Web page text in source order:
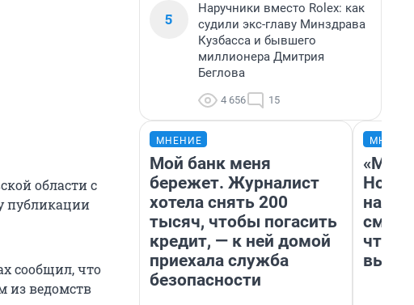
области с
публикации
сообщил, что
из ведомств
5
Наручники вместо Rolex: как
судили экс-главу Минздрава
Кузбасса и бывшего
миллионера Дмитрия
Беглова
4 656 15
МНЕНИЕ
Мой банк меня
бережет. Журналист
хотела снять 200
тысяч, чтобы погасить
кредит, — к ней домой
приехала служба
безопасности
«Мы